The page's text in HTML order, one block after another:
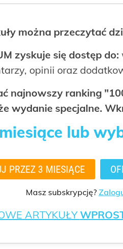
można przeczytać
zyskuje się dostęp do:
opinii oraz
najnowszy ranking
wydanie specjalne.
lub
PRZEZ 3 MIESIĄCE
Masz subskrypcję?
ARTYKUŁY